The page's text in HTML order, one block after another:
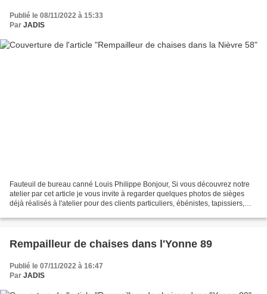
Publié le 08/11/2022 à 15:33
Par JADIS
Fauteuil de bureau canné Louis Philippe Bonjour, Si vous découvrez notre
atelier par cet article je vous invite à regarder quelques photos de sièges
déjà réalisés à l'atelier pour des clients particuliers, ébénistes, tapissiers,
Rempailleur de chaises dans l'Yonne 89
Publié le 07/11/2022 à 16:47
Par JADIS